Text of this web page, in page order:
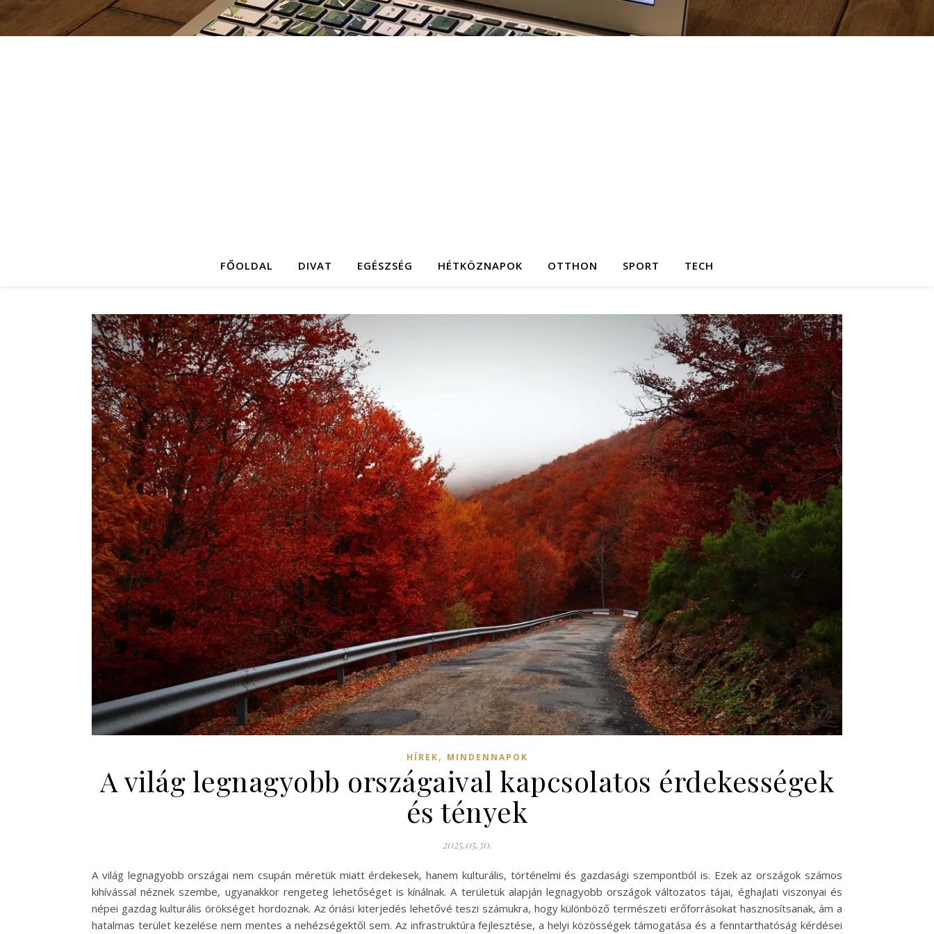
FŐOLDAL DIVAT EGÉSZSÉG HÉTKÖZNAPOK OTTHON SPORT TECH
HÍREK, MINDENNAPOK
A világ legnagyobb országaival kapcsolatos érdekességek
és tények
2025.05.30.
A világ legnagyobb országai nem csupán méretük miatt érdekesek, hanem kulturális, történelmi és gazdasági szempontból is. Ezek az országok számos
kihívással néznek szembe, ugyanakkor rengeteg lehetőséget is kínálnak. A területük alapján legnagyobb országok változatos tájai, éghajlati viszonyai és
népei gazdag kulturális örökséget hordoznak. Az óriási kiterjedés lehetővé teszi számukra, hogy különböző természeti erőforrásokat hasznosítsanak, ám a
hatalmas terület kezelése nem mentes a nehézségektől sem. Az infrastruktúra fejlesztése, a helyi közösségek támogatása és a fenntarthatóság kérdései